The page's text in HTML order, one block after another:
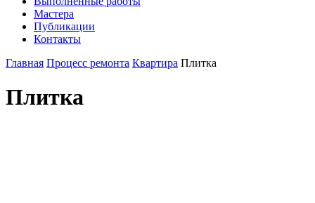
Мастера
Публикации
Контакты
Главная Процесс ремонта Квартира Плитка
Плитка